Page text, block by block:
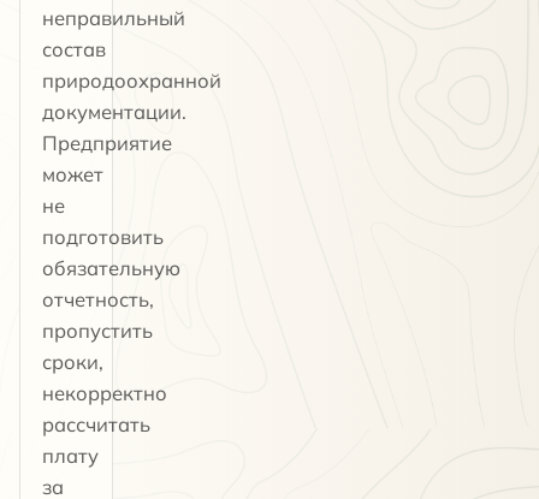
неправильный
состав
природоохранной
документации.
Предприятие
может
не
подготовить
обязательную
отчетность,
пропустить
сроки,
некорректно
рассчитать
плату
за